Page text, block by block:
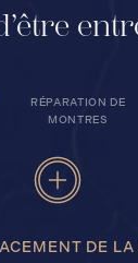
RÉPARATION DE
MONTRES
DE LA